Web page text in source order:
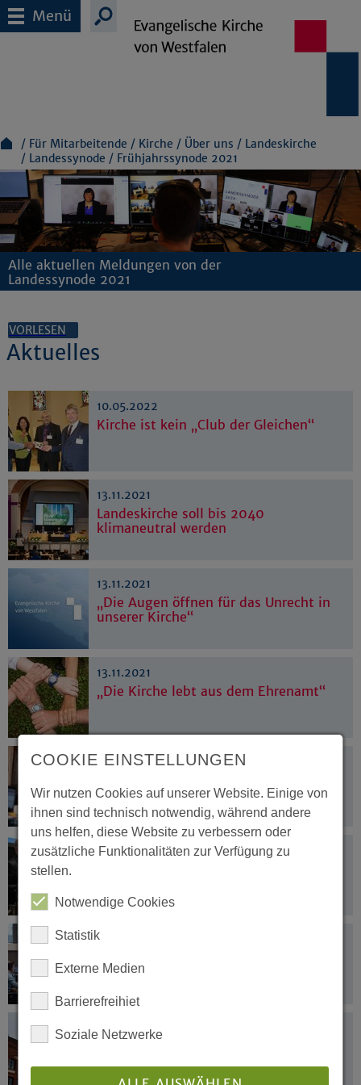
Menü
Für Mitarbeitende Kirche Über uns
Landeskirche
Landessynode
Frühjahrssynode 2021
Alle aktuellen Meldungen von der
Landessynode 2021
VORLESEN
Aktuelles
10.05.2022
Kirche ist kein „Club der Gleichen“
13.11.2021
Landeskirche soll bis 2040
klimaneutral werden
13.11.2021
„Die Augen öffnen für das Unrecht in
unserer Kirche“
13.11.2021
„Die Kirche lebt aus dem Ehrenamt“
13.11.2021
2022
12.11.2021
12.11.2021
digital
11.11.2021
COOKIE EINSTELLUNGEN
Wir nutzen Cookies auf unserer Website. Einige von
ihnen sind technisch notwendig, während andere
uns helfen, diese Website zu verbessern oder
zusätzliche Funktionalitäten zur Verfügung zu
stellen.
Notwendige Cookies
Statistik
Externe Medien
Barrierefreihiet
Soziale Netzwerke